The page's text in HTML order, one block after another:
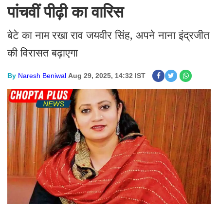
पांचवीं पीढ़ी का वारिस
बेटे का नाम रखा राव जयवीर सिंह, अपने नाना इंद्रजीत
की विरासत बढ़ाएगा
By Naresh Beniwal Aug 29, 2025, 14:32 IST